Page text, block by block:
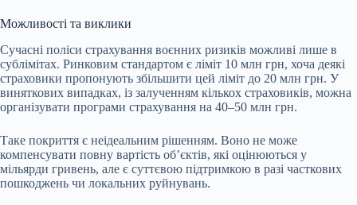
Можливості та виклики
Сучасні поліси страхування воєнних ризиків можливі лише в
сублімітах. Ринковим стандартом є ліміт 10 млн грн, хоча деякі
страховики пропонують збільшити цей ліміт до 20 млн грн. У
виняткових випадках, із залученням кількох страховиків, можна
організувати програми страхування на 40–50 млн грн.
Таке покриття є неідеальним рішенням. Воно не може
компенсувати повну вартість об’єктів, які оцінюються у
мільярди гривень, але є суттєвою підтримкою в разі часткових
пошкоджень чи локальних руйнувань.